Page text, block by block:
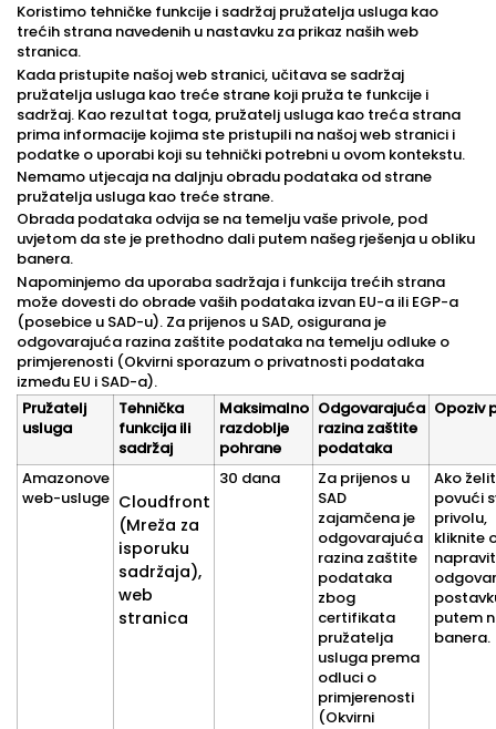
Koristimo tehničke funkcije i sadržaj pružatelja usluga kao
trećih strana navedenih u nastavku za prikaz naših web
stranica.
Kada pristupite našoj web stranici, učitava se sadržaj
pružatelja usluga kao treće strane koji pruža te funkcije i
sadržaj. Kao rezultat toga, pružatelj usluga kao treća strana
prima informacije kojima ste pristupili na našoj web stranici i
podatke o uporabi koji su tehnički potrebni u ovom kontekstu.
Nemamo utjecaja na daljnju obradu podataka od strane
pružatelja usluga kao treće strane.
Obrada podataka odvija se na temelju vaše privole, pod
uvjetom da ste je prethodno dali putem našeg rješenja u obliku
banera.
Napominjemo da uporaba sadržaja i funkcija trećih strana
može dovesti do obrade vaših podataka izvan EU-a ili EGP-a
(posebice u SAD-u). Za prijenos u SAD, osigurana je
odgovarajuća razina zaštite podataka na temelju odluke o
primjerenosti (Okvirni sporazum o privatnosti podataka
između EU i SAD-a).
Pružatelj
usluga
Tehnička
funkcija ili
sadržaj
Maksimalno
razdoblje
pohrane
Odgovarajuća
razina zaštite
podataka
Opoziv
Amazonove
web-usluge Cloudfront
(Mreža za
isporuku
sadržaja),
web
stranica
30 dana
Za prijenos u
SAD
zajamčena je
odgovarajuća
razina zaštite
podataka
zbog
certifikata
pružatelja
usluga prema
odluci o
primjerenosti
(Okvirni
Ako
povući
privolu,
kliknite
putem
banera.